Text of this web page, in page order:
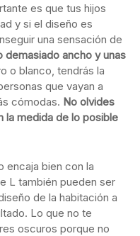
es que tus hijos
y si el diseño es
una sensación de
ancho y unas
o blanco, tendrás la
que vayan a
cómodas. No olvides
la medida de lo posible
encaja bien con la
L también pueden ser
de la habitación a
Lo que no te
oscuros porque no